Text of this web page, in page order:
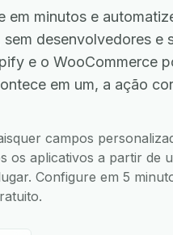
minutos e
desenvolvedores e
e o WooCommerce
em um, a ação
campos
os aplicativos a partir de
Configure em 5